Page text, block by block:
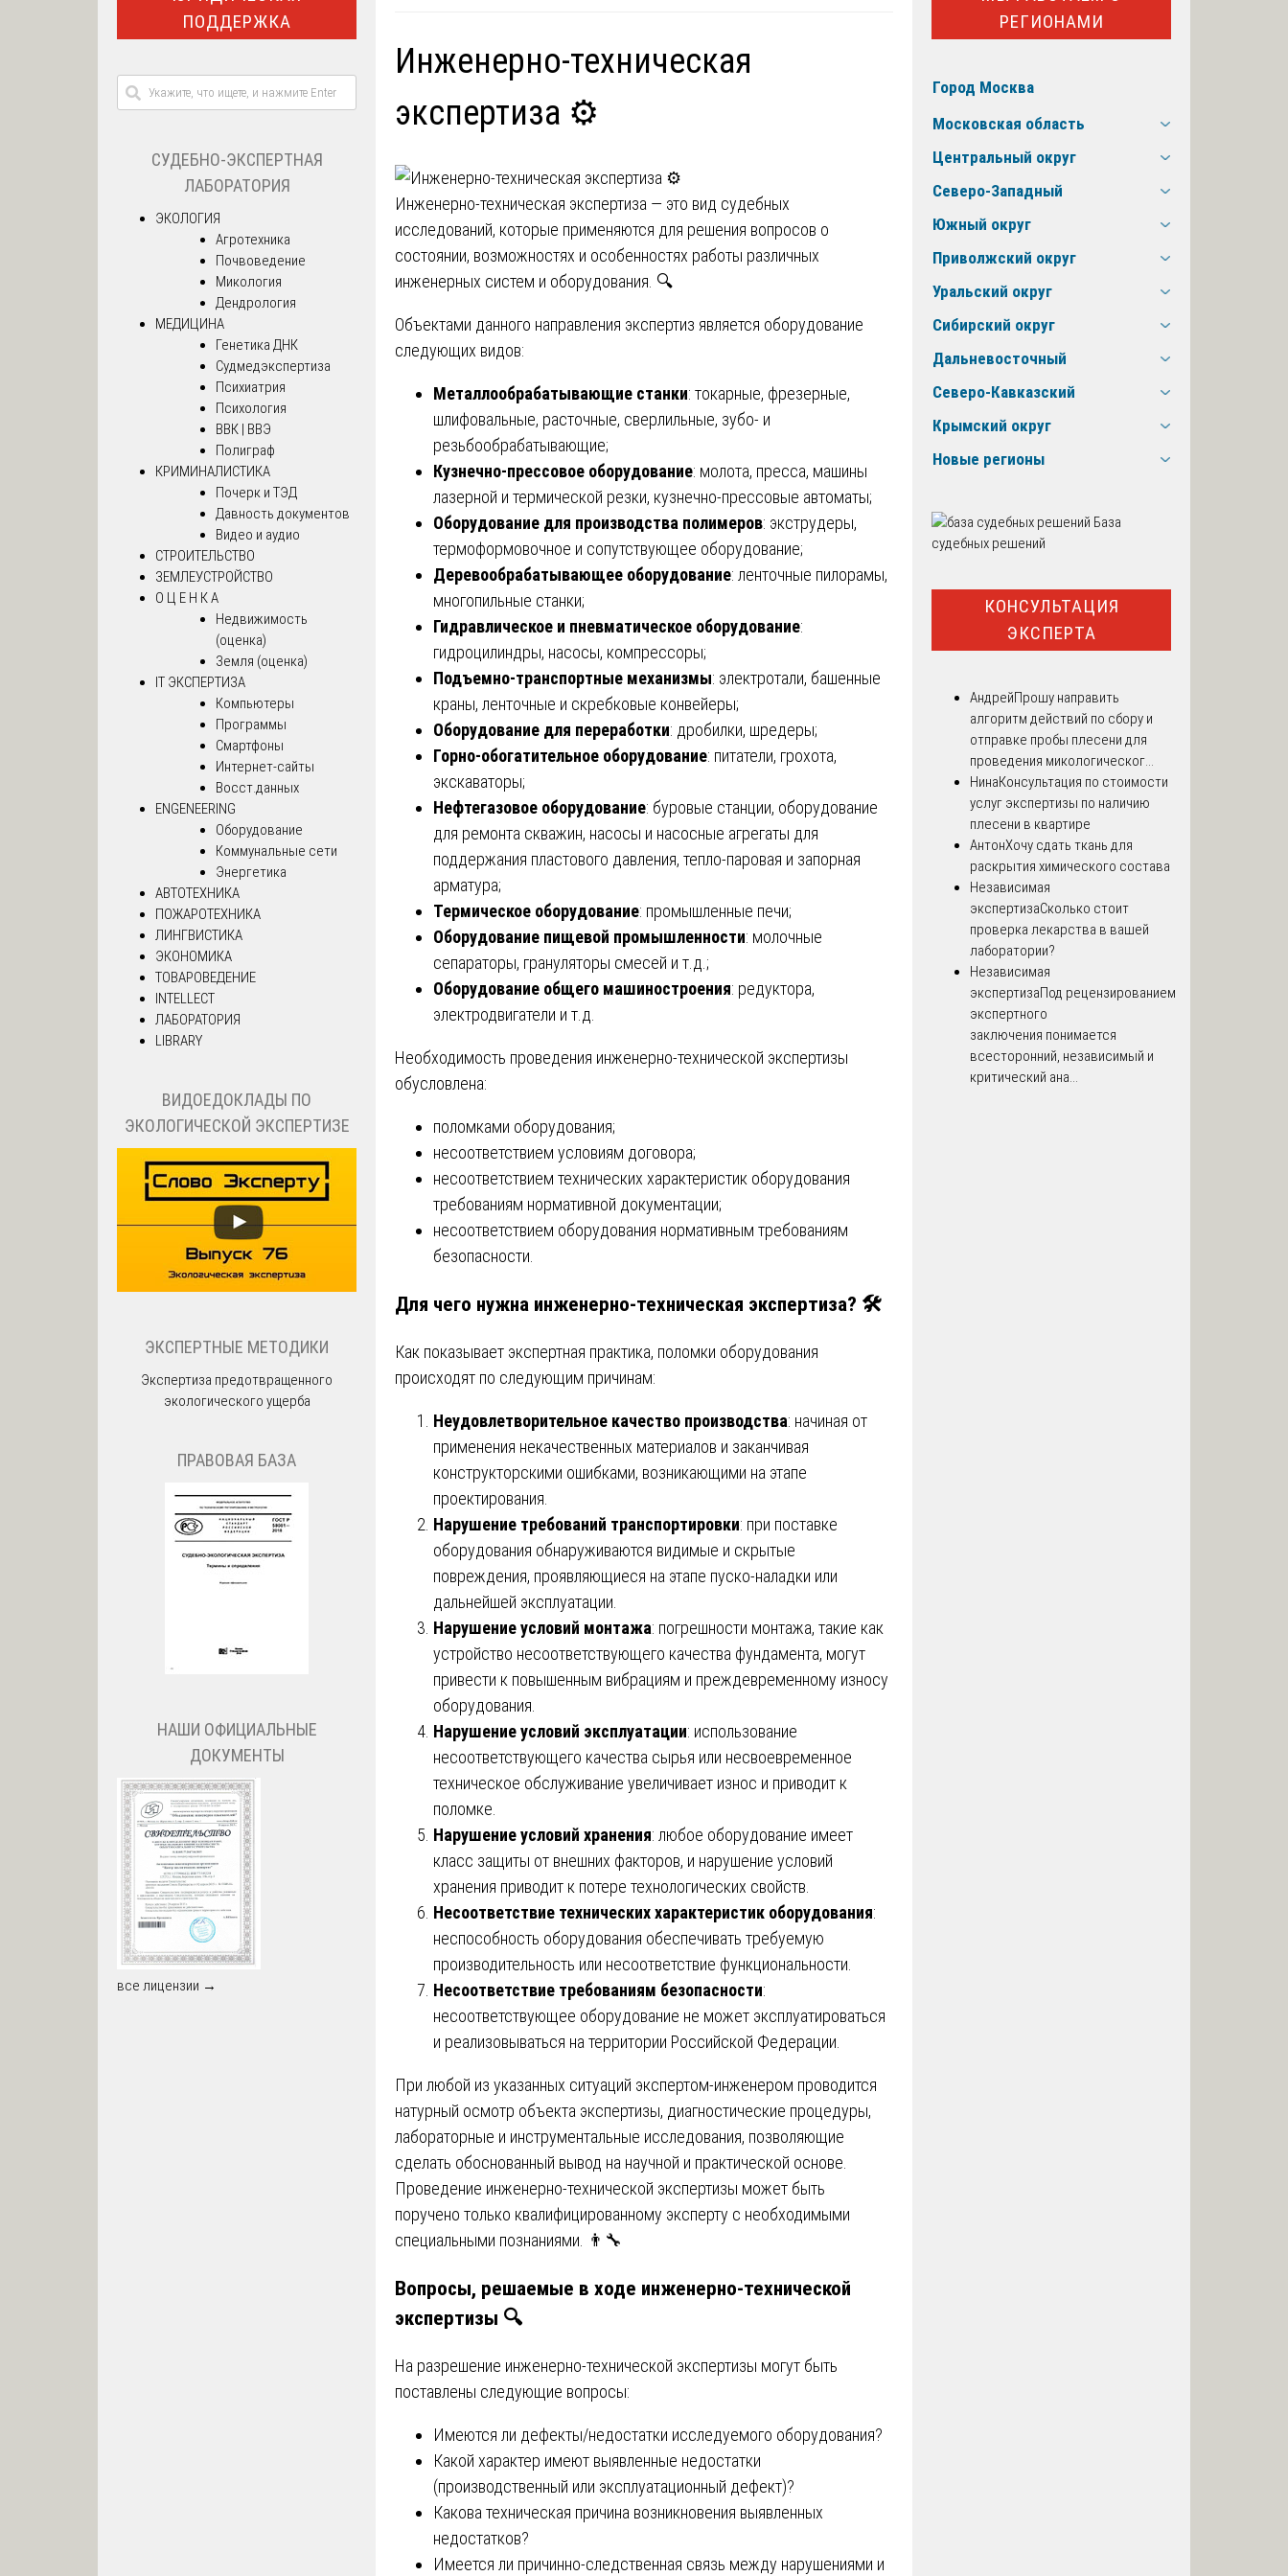
Инженерно-техническая
экспертиза ⚙️
Инженерно-техническая экспертиза — это вид судебных
исследований, которые применяются для решения вопросов о
состоянии, возможностях и особенностях работы различных
инженерных систем и оборудования. 🔍
Объектами данного направления экспертиз является оборудование
следующих видов:
Металлообрабатывающие станки: токарные, фрезерные,
шлифовальные, расточные, сверлильные, зубо- и
резьбообрабатывающие;
Кузнечно-прессовое оборудование: молота, пресса, машины
лазерной и термической резки, кузнечно-прессовые автоматы;
Оборудование для производства полимеров: экструдеры,
термоформовочное и сопутствующее оборудование;
Деревообрабатывающее оборудование: ленточные пилорамы,
многопильные станки;
Гидравлическое и пневматическое оборудование:
гидроцилиндры, насосы, компрессоры;
Подъемно-транспортные механизмы: электротали, башенные
краны, ленточные и скребковые конвейеры;
Оборудование для переработки: дробилки, шредеры;
Горно-обогатительное оборудование: питатели, грохота,
экскаваторы;
Нефтегазовое оборудование: буровые станции, оборудование
для ремонта скважин, насосы и насосные агрегаты для
поддержания пластового давления, тепло-паровая и запорная
арматура;
Термическое оборудование: промышленные печи;
Оборудование пищевой промышленности: молочные
сепараторы, грануляторы смесей и т.д.;
Оборудование общего машиностроения: редуктора,
электродвигатели и т.д.
Необходимость проведения инженерно-технической экспертизы
обусловлена:
поломками оборудования;
несоответствием условиям договора;
несоответствием технических характеристик оборудования
требованиям нормативной документации;
несоответствием оборудования нормативным требованиям
безопасности.
Для чего нужна инженерно-техническая экспертиза? 🛠️
Как показывает экспертная практика, поломки оборудования
происходят по следующим причинам:
Неудовлетворительное качество производства: начиная от
применения некачественных материалов и заканчивая
конструкторскими ошибками, возникающими на этапе
проектирования.
Нарушение требований транспортировки: при поставке
оборудования обнаруживаются видимые и скрытые
повреждения, проявляющиеся на этапе пуско-наладки или
дальнейшей эксплуатации.
Нарушение условий монтажа: погрешности монтажа, такие как
устройство несоответствующего качества фундамента, могут
привести к повышенным вибрациям и преждевременному износу
оборудования.
Нарушение условий эксплуатации: использование
несоответствующего качества сырья или несвоевременное
техническое обслуживание увеличивает износ и приводит к
поломке.
Нарушение условий хранения: любое оборудование имеет
класс защиты от внешних факторов, и нарушение условий
хранения приводит к потере технологических свойств.
Несоответствие технических характеристик оборудования:
неспособность оборудования обеспечивать требуемую
производительность или несоответствие функциональности.
Несоответствие требованиям безопасности:
несоответствующее оборудование не может эксплуатироваться
и реализовываться на территории Российской Федерации.
При любой из указанных ситуаций экспертом-инженером проводится
натурный осмотр объекта экспертизы, диагностические процедуры,
лабораторные и инструментальные исследования, позволяющие
сделать обоснованный вывод на научной и практической основе.
Проведение инженерно-технической экспертизы может быть
поручено только квалифицированному эксперту с необходимыми
специальными познаниями. 👨‍🔧
Вопросы, решаемые в ходе инженерно-технической
экспертизы 🔍
На разрешение инженерно-технической экспертизы могут быть
поставлены следующие вопросы:
Имеются ли дефекты/недостатки исследуемого оборудования?
Какой характер имеют выявленные недостатки
(производственный или эксплуатационный дефект)?
Какова техническая причина возникновения выявленных
недостатков?
Имеется ли причинно-следственная связь между нарушениями и
ПОДДЕРЖКА
СУДЕБНО-ЭКСПЕРТНАЯ
ЛАБОРАТОРИЯ
ЭКОЛОГИЯ
Агротехника
Почвоведение
Микология
Дендрология
МЕДИЦИНА
Генетика ДНК
Судмедэкспертиза
Психиатрия
Психология
ВВК | ВВЭ
Полиграф
КРИМИНАЛИСТИКА
Почерк и ТЭД
Давность документов
Видео и аудио
СТРОИТЕЛЬСТВО
ЗЕМЛЕУСТРОЙСТВО
О Ц Е Н К А
Недвижимость
(оценка)
Земля (оценка)
IT ЭКСПЕРТИЗА
Компьютеры
Программы
Смартфоны
Интернет-сайты
Восст.данных
ENGENEERING
Оборудование
Коммунальные сети
Энергетика
АВТОТЕХНИКА
ПОЖАРОТЕХНИКА
ЛИНГВИСТИКА
ЭКОНОМИКА
ТОВАРОВЕДЕНИЕ
INTELLECT
ЛАБОРАТОРИЯ
LIBRARY
ВИДОЕДОКЛАДЫ ПО
ЭКОЛОГИЧЕСКОЙ ЭКСПЕРТИЗЕ
ЭКСПЕРТНЫЕ МЕТОДИКИ
Экспертиза предотвращенного
экологического ущерба
ПРАВОВАЯ БАЗА
НАШИ ОФИЦИАЛЬНЫЕ
ДОКУМЕНТЫ
все лицензии →
РЕГИОНАМИ
Город Москва
Московская область
Центральный округ
Северо-Западный
Южный округ
Приволжский округ
Уральский округ
Сибирский округ
Дальневосточный
Северо-Кавказский
Крымский округ
Новые регионы
База
судебных решений
КОНСУЛЬТАЦИЯ
ЭКСПЕРТА
АндрейПрошу направить
алгоритм действий по сбору и
отправке пробы плесени для
проведения микологическог...
НинаКонсультация по стоимости
услуг экспертизы по наличию
плесени в квартире
АнтонХочу сдать ткань для
раскрытия химического состава
Независимая
экспертизаСколько стоит
проверка лекарства в вашей
лаборатории?
Независимая
экспертизаПод рецензированием
экспертного
заключения понимается
всесторонний, независимый и
критический ана...